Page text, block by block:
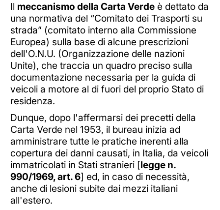
Il meccanismo della Carta Verdeè dettato da
una normativa del “Comitato dei Trasporti su
strada” (comitato interno alla Commissione
Europea) sulla base di alcune prescrizioni
dell'O.N.U. (Organizzazione delle nazioni
Unite), che traccia un quadro preciso sulla
documentazione necessaria per la guida di
veicoli a motore al di fuori del proprio Stato di
residenza.
Dunque, dopo l'affermarsi dei precetti della
Carta Verde nel 1953, il bureau inizia ad
amministrare tutte le pratiche inerenti alla
copertura dei danni causati, in Italia, da veicoli
immatricolati in Stati stranieri [legge n.
990/1969, art. 6] ed, in caso di necessità,
anche di lesioni subite dai mezzi italiani
all'estero.